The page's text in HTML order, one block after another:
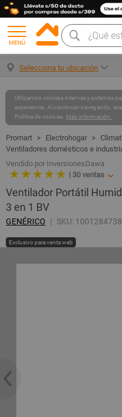
MENÚ
Selecciona tu ubicación
Utilizamos cookies internas y externas
experiencia. Al continuar navegando,
Política de cookies. Más información.
Electrohogar
Ventiladores domésticos e
Vendido por InversionesDawa
★ ★ ★ ★ ★ | 30 ventas
Ventilador Portátil
3 en 1 BV
GENÉRICO SKU: 1001284738
Exclusivo para venta web